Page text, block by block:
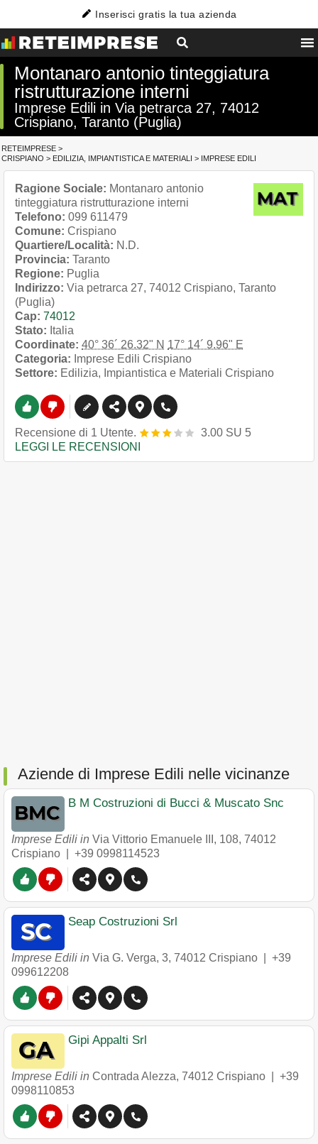
Inserisci gratis la tua azienda
Montanaro antonio tinteggiatura
ristrutturazione interni
Imprese Edili in Via petrarca 27, 74012
Crispiano, Taranto (Puglia)
RETEIMPRESE >
CRISPIANO > EDILIZIA, IMPIANTISTICA E MATERIALI > IMPRESE EDILI
Ragione Sociale: Montanaro antonio
tinteggiatura ristrutturazione interni
Telefono: 099 611479
Comune: Crispiano
Quartiere/Località: N.D.
Provincia: Taranto
Regione: Puglia
Indirizzo: Via petrarca 27, 74012 Crispiano, Taranto
(Puglia)
Cap: 74012
Stato: Italia
Coordinate: 40° 36´ 26.32" N 17° 14´ 9.96" E
Categoria: Imprese Edili Crispiano
Settore: Edilizia, Impiantistica e Materiali Crispiano
Recensione di 1 Utente. 3.00 SU 5
LEGGI LE RECENSIONI
Aziende di Imprese Edili nelle vicinanze
B M Costruzioni di Bucci & Muscato Snc
Imprese Edili in Via Vittorio Emanuele III, 108, 74012
Crispiano
+39 0998114523
Seap Costruzioni Srl
Imprese Edili in Via G. Verga, 3, 74012 Crispiano
+39
099612208
Gipi Appalti Srl
Imprese Edili in Contrada Alezza, 74012 Crispiano
+39
0998110853